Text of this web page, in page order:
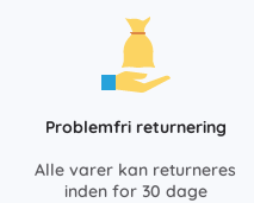
Problemfri returnering
Alle varer kan returneres
inden for 30 dage